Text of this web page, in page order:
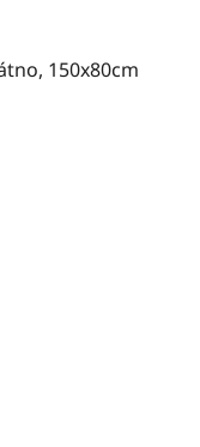
150x80cm